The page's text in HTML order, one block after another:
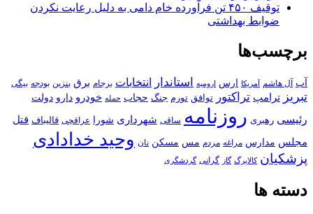
توقیف ۴۵۰ تن فرآورده خام دامی به دلیل رعایت نکردن
ضوابط بهداشتی
برچسب‌ها
آب آل هاشم آمریکا ارس ارومیه استاندار انتخابات برجام برق بنزین بودجه بیگی
تبریز ترامپ تراکتور توافق تورم جنگ حجاب حمله خودرو دارو دولت
رئیسی رهبری روزنامه ساقی شهرداری شورا عراقچی قالیباف قتل
مجلس مدارس مراغه مردم مس مسکن نان وحید خدادادی
پزشکیان کالابرگ گاز گرانی گردشگری
دسته ها